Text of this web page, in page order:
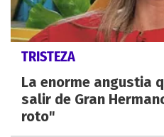
TRISTEZA
La enorme angustia
salir de Gran
roto"